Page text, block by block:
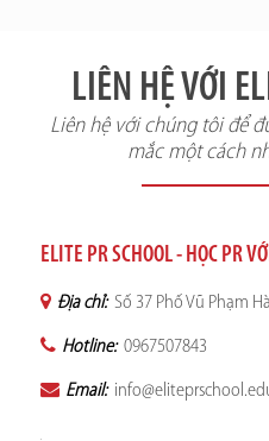
LIÊN HỆ VỚI
Liên hệ với chúng tôi để
mắc một cách
ELITE PR SCHOOL - HỌC PR
Địa chỉ: Số 37 Phố Vũ Phạm
Hotline: 0967507843
Email: